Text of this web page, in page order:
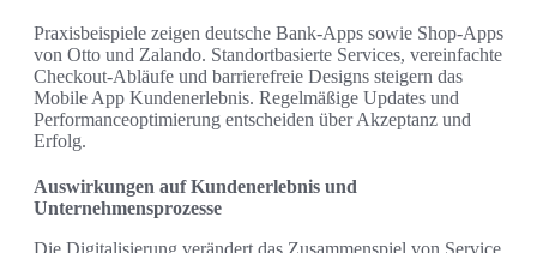
Praxisbeispiele zeigen deutsche Bank‑Apps sowie Shop‑Apps
von Otto und Zalando. Standortbasierte Services, vereinfachte
Checkout‑Abläufe und barrierefreie Designs steigern das
Mobile App Kundenerlebnis. Regelmäßige Updates und
Performanceoptimierung entscheiden über Akzeptanz und
Erfolg.
Auswirkungen auf Kundenerlebnis und
Unternehmensprozesse